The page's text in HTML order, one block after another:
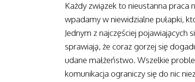
Każdy związek to nieustanna praca
wpadamy w niewidzialne pułapki,
Jednym z najczęściej
sprawiają, że coraz gorzej się
udane małżeństwo. Wszelkie
komunikacja ograniczy się do nic